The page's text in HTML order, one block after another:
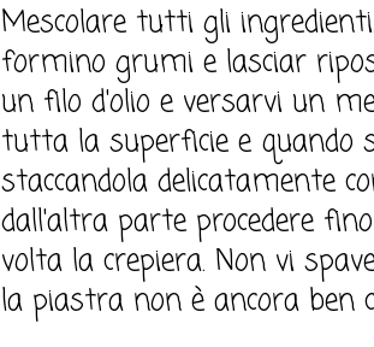
Mescolare tutti gli
formino grumi e lasciar
un filo d'olio e versarvi un
tutta la superficie e
staccandola delicatamente
dall'altra parte procedere
volta la crepiera. Non vi
la piastra non è ancora ben